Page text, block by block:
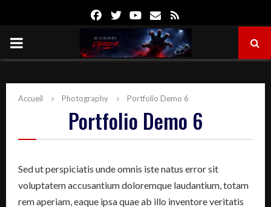
FacebookTwitterYoutube
Email
PRIMARY
Accueil Photography Portfolio Demo 6
Portfolio Demo 6
Sed ut perspiciatis unde omnis iste natus error sit
voluptatem accusantium doloremque laudantium, totam
rem aperiam, eaque ipsa quae ab illo inventore veritatis